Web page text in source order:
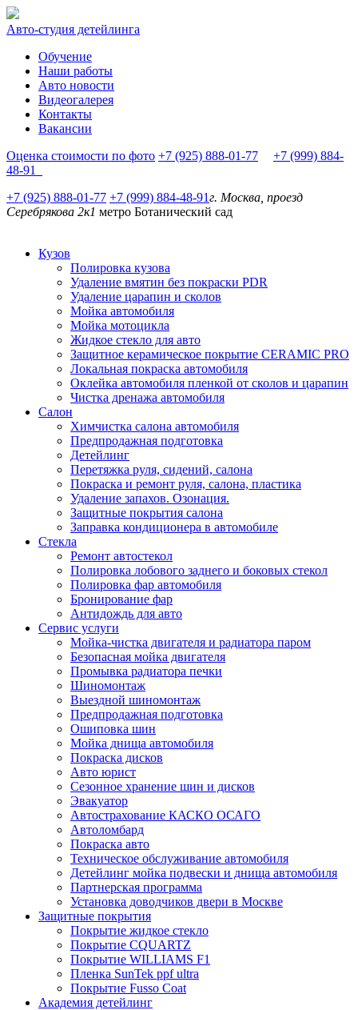
Авто-студия детейлинга
Обучение
Наши работы
Авто новости
Видеогалерея
Контакты
Вакансии
Оценка стоимости по фото +7 (925) 888-01-77
+7 (999) 884-
48-91
+7 (925) 888-01-77 +7 (999) 884-48-91г. Москва, проезд
Серебрякова 2к1 метро Ботанический сад
Кузов
Полировка кузова
Удаление вмятин без покраски PDR
Удаление царапин и сколов
Мойка автомобиля
Мойка мотоцикла
Жидкое стекло для авто
Защитное керамическое покрытие CERAMIC PRO
Локальная покраска автомобиля
Оклейка автомобиля пленкой от сколов и царапин
Чистка дренажа автомобиля
Салон
Химчистка салона автомобиля
Предпродажная подготовка
Детейлинг
Перетяжка руля, сидений, салона
Покраска и ремонт руля, салона, пластика
Удаление запахов. Озонация.
Защитные покрытия салона
Заправка кондиционера в автомобиле
Стекла
Ремонт автостекол
Полировка лобового заднего и боковых стекол
Полировка фар автомобиля
Бронирование фар
Антидождь для авто
Сервис услуги
Мойка-чистка двигателя и радиатора паром
Безопасная мойка двигателя
Промывка радиатора печки
Шиномонтаж
Выездной шиномонтаж
Предпродажная подготовка
Ошиповка шин
Мойка днища автомобиля
Покраска дисков
Авто юрист
Сезонное хранение шин и дисков
Эвакуатор
Автострахование КАСКО ОСАГО
Автоломбард
Покраска авто
Техническое обслуживание автомобиля
Детейлинг мойка подвески и днища автомобиля
Партнерская программа
Установка доводчиков двери в Москве
Защитные покрытия
Покрытие жидкое стекло
Покрытие CQUARTZ
Покрытие WILLIAMS F1
Пленка SunTek ppf ultra
Покрытие Fusso Coat
Академия детейлинг